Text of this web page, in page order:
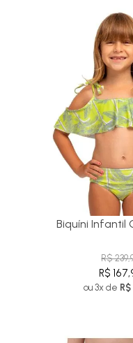
Biquíni Infantil
R$
R$
ou 3x de